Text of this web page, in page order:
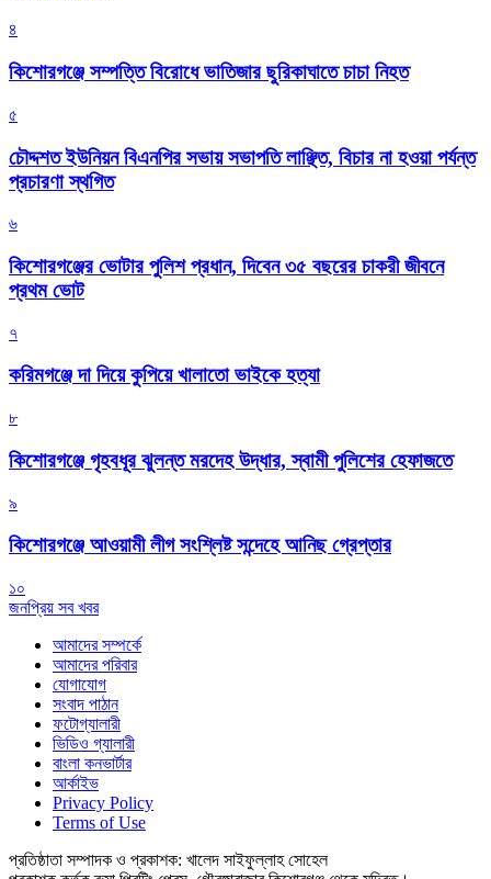
৪
কিশোরগঞ্জে সম্পত্তি বিরোধে ভাতিজার ছুরিকাঘাতে চাচা নিহত
৫
চৌদ্দশত ইউনিয়ন বিএনপির সভায় সভাপতি লাঞ্ছিত, বিচার না হওয়া পর্যন্ত
প্রচারণা স্থগিত
৬
কিশোরগঞ্জের ভোটার পুলিশ প্রধান, দিবেন ৩৫ বছরের চাকরী জীবনে
প্রথম ভোট
৭
করিমগঞ্জে দা দিয়ে কুপিয়ে খালাতো ভাইকে হত্যা
৮
কিশোরগঞ্জে গৃহবধূর ঝুলন্ত মরদেহ উদ্ধার, স্বামী পুলিশের হেফাজতে
৯
কিশোরগঞ্জে আওয়ামী লীগ সংশ্লিষ্ট সন্দেহে আনিছ গ্রেপ্তার
১০
জনপ্রিয় সব খবর
আমাদের সম্পর্কে
আমাদের পরিবার
যোগাযোগ
সংবাদ পাঠান
ফটোগ্যালারী
ভিডিও গ্যালারী
বাংলা কনভার্টার
আর্কাইভ
Privacy Policy
Terms of Use
প্রতিষ্ঠাতা সম্পাদক ও প্রকাশক: খালেদ সাইফুল্লাহ সোহেল